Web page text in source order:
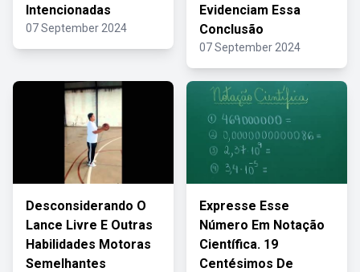
Intencionadas
07 September 2024
Evidenciam Essa
Conclusão
07 September 2024
Desconsiderando O
Lance Livre E Outras
Habilidades Motoras
Semelhantes
Expresse Esse
Número Em Notação
Científica. 19
Centésimos De